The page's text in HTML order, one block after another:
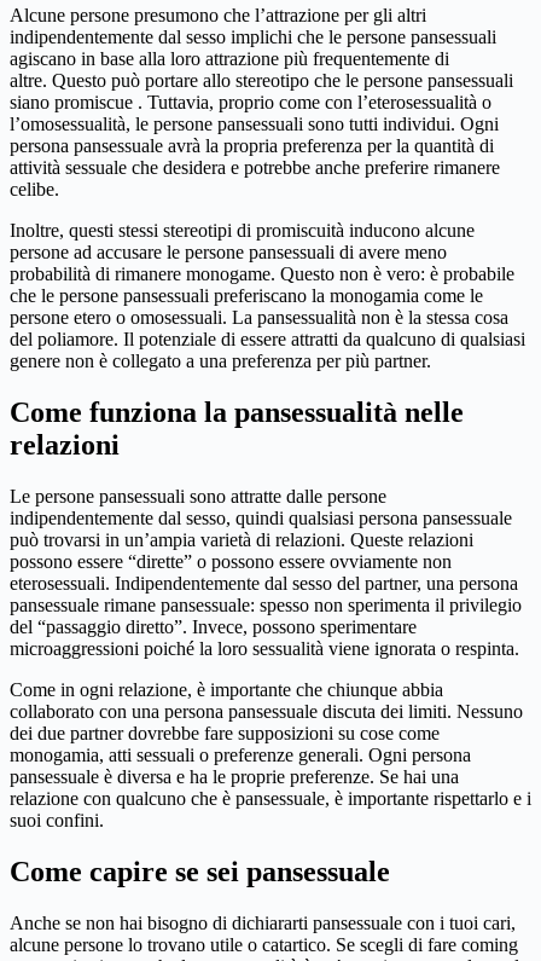
Alcune persone presumono che l’attrazione per gli altri
indipendentemente dal sesso implichi che le persone pansessuali
agiscano in base alla loro attrazione più frequentemente di
altre. Questo può portare allo stereotipo che le persone pansessuali
siano promiscue . Tuttavia, proprio come con l’eterosessualità o
l’omosessualità, le persone pansessuali sono tutti individui. Ogni
persona pansessuale avrà la propria preferenza per la quantità di
attività sessuale che desidera e potrebbe anche preferire rimanere
celibe.
Inoltre, questi stessi stereotipi di promiscuità inducono alcune
persone ad accusare le persone pansessuali di avere meno
probabilità di rimanere monogame. Questo non è vero: è probabile
che le persone pansessuali preferiscano la monogamia come le
persone etero o omosessuali. La pansessualità non è la stessa cosa
del poliamore. Il potenziale di essere attratti da qualcuno di qualsiasi
genere non è collegato a una preferenza per più partner.
Come funziona la pansessualità nelle
relazioni
Le persone pansessuali sono attratte dalle persone
indipendentemente dal sesso, quindi qualsiasi persona pansessuale
può trovarsi in un’ampia varietà di relazioni. Queste relazioni
possono essere “dirette” o possono essere ovviamente non
eterosessuali. Indipendentemente dal sesso del partner, una persona
pansessuale rimane pansessuale: spesso non sperimenta il privilegio
del “passaggio diretto”. Invece, possono sperimentare
microaggressioni poiché la loro sessualità viene ignorata o respinta.
Come in ogni relazione, è importante che chiunque abbia
collaborato con una persona pansessuale discuta dei limiti. Nessuno
dei due partner dovrebbe fare supposizioni su cose come
monogamia, atti sessuali o preferenze generali. Ogni persona
pansessuale è diversa e ha le proprie preferenze. Se hai una
relazione con qualcuno che è pansessuale, è importante rispettarlo e i
suoi confini.
Come capire se sei pansessuale
Anche se non hai bisogno di dichiararti pansessuale con i tuoi cari,
alcune persone lo trovano utile o catartico. Se scegli di fare coming